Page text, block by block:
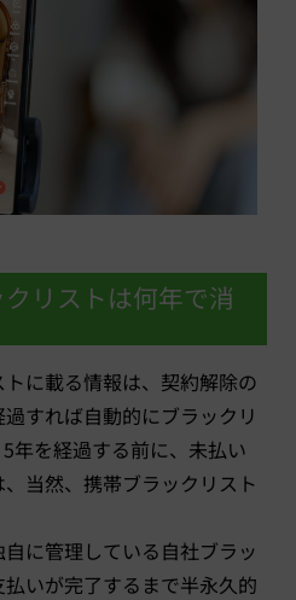
リストは何年で消
に載る情報は、契約解除の
すれば自動的にブラックリ
年を経過する前に、未払い
当然、携帯ブラックリスト
に管理している自社ブラッ
いが完了するまで半永久的